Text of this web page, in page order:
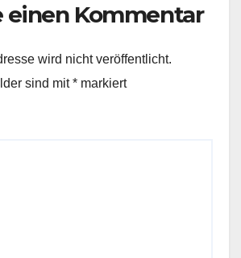
einen Kommentar
wird nicht veröffentlicht.
sind mit* markiert